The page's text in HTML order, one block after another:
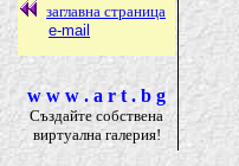
заглавна страница
e-mail
w w w . a r t . b g
Създайте собствена
виртуална галерия!